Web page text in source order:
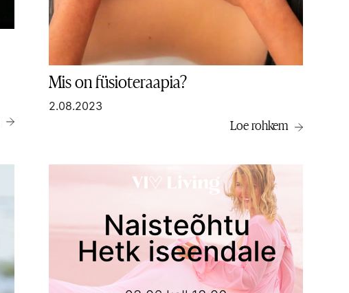
Mis on füsioteraapia?
2.08.2023
Loe rohkem